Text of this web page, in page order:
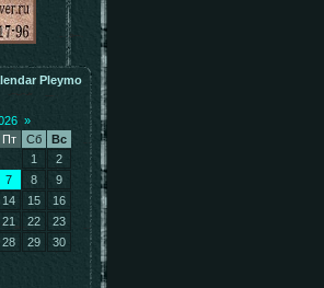
Pleymo
»
Пт Сб
Вс
1
2
7 8
9
14 15
16
21 22
23
28 29
30